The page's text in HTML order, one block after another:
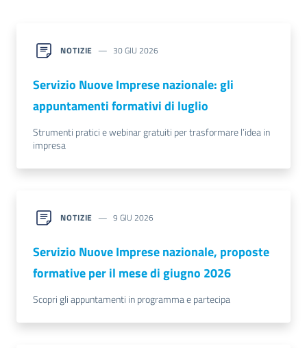
NOTIZIE 30 GIU 2026
Servizio Nuove Imprese nazionale: gli
appuntamenti formativi di luglio
Strumenti pratici e webinar gratuiti per trasformare l’idea in
impresa
NOTIZIE 9 GIU 2026
Servizio Nuove Imprese nazionale, proposte
formative per il mese di giugno 2026
Scopri gli appuntamenti in programma e partecipa